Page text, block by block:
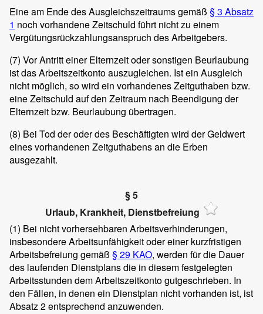
Eine am Ende des Ausgleichszeitraums gemäß § 3 Absatz
1 noch vorhandene Zeitschuld führt nicht zu einem
Vergütungsrückzahlungsanspruch des Arbeitgebers.
(7) Vor Antritt einer Elternzeit oder sonstigen Beurlaubung
ist das Arbeitszeitkonto auszugleichen. Ist ein Ausgleich
nicht möglich, so wird ein vorhandenes Zeitguthaben bzw.
eine Zeitschuld auf den Zeitraum nach Beendigung der
Elternzeit bzw. Beurlaubung übertragen.
(8) Bei Tod der oder des Beschäftigten wird der Geldwert
eines vorhandenen Zeitguthabens an die Erben
ausgezahlt.
§ 5
Urlaub, Krankheit, Dienstbefreiung
(1) Bei nicht vorhersehbaren Arbeitsverhinderungen,
insbesondere Arbeitsunfähigkeit oder einer kurzfristigen
Arbeitsbefreiung gemäß § 29 KAO, werden für die Dauer
des laufenden Dienstplans die in diesem festgelegten
Arbeitsstunden dem Arbeitszeitkonto gutgeschrieben. In
den Fällen, in denen ein Dienstplan nicht vorhanden ist, ist
Absatz 2 entsprechend anzuwenden.